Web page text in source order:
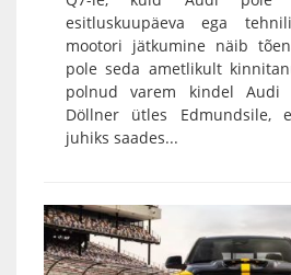
esitluskuupäeva ega
mootori jätkumine näib
pole seda ametlikult
polnud varem kindel Audi
Döllner ütles Edmundsile,
juhiks saades...